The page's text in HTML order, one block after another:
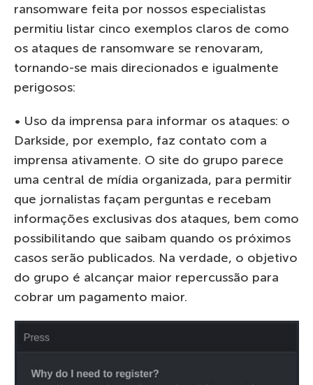
ransomware feita por nossos especialistas
permitiu listar cinco exemplos claros de como
os ataques de ransomware se renovaram,
tornando-se mais direcionados e igualmente
perigosos:
• Uso da imprensa para informar os ataques: o
Darkside, por exemplo, faz contato com a
imprensa ativamente. O site do grupo parece
uma central de mídia organizada, para permitir
que jornalistas façam perguntas e recebam
informações exclusivas dos ataques, bem como
possibilitando que saibam quando os próximos
casos serão publicados. Na verdade, o objetivo
do grupo é alcançar maior repercussão para
cobrar um pagamento maior.